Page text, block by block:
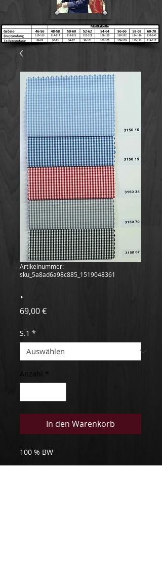
Artikelnummer:
sku_5a8ad6a98c885_1519048361
.
69,00 €Preis
S.1 *
Anzahl *
In den Warenkorb
100 % BW